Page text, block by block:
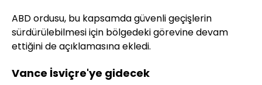
ABD ordusu, bu kapsamda güvenli geçişlerin
sürdürülebilmesi için bölgedeki görevine devam
ettiğini de açıklamasına ekledi.
Vance İsviçre'ye gidecek